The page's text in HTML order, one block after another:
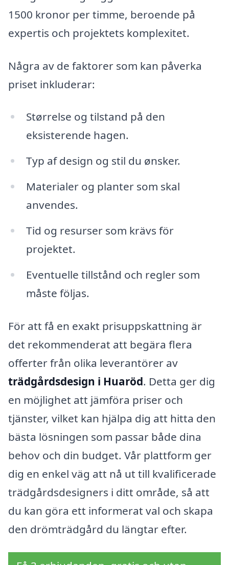
1500 kronor per timme, beroende på
expertis och projektets komplexitet.
Några av de faktorer som kan påverka
priset inkluderar:
Størrelse og tilstand på den
eksisterende hagen.
Typ af design og stil du ønsker.
Materialer og planter som skal
anvendes.
Tid og resurser som krävs för
projektet.
Eventuelle tillstånd och regler som
måste följas.
För att få en exakt prisuppskattning är
det rekommenderat att begära flera
offerter från olika leverantörer av
trädgårdsdesign i Huaröd. Detta ger dig
en möjlighet att jämföra priser och
tjänster, vilket kan hjälpa dig att hitta den
bästa lösningen som passar både dina
behov och din budget. Vår plattform ger
dig en enkel väg att nå ut till kvalificerade
trädgårdsdesigners i ditt område, så att
du kan göra ett informerat val och skapa
den drömträdgård du längtar efter.